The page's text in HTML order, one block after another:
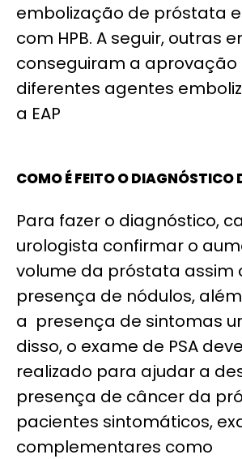
embolização de próstata
com HPB. A seguir, outras
conseguiram a aprovação
diferentes agentes
a EAP
COMO É FEITO O DIAGNÓSTICO
Para fazer o diagnóstico,
urologista confirmar o
volume da próstata assim
presença de nódulos,
a presença de sintomas
disso, o exame de PSA
realizado para ajudar a
presença de câncer da
pacientes sintomáticos,
complementares como